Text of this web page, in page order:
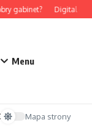
gabinet? Digital
Menu
Mapa strony